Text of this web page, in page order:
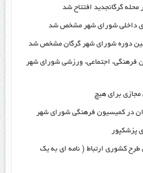
گرگانجدید افتتاح شد
داخلی شورای شهر مشخص شد
دوره شورای شهر گرگان مشخص شد
فرهنگی، اجتماعی، ورزشی شورای شهر
برای هیچ
در کمیسیون فرهنگی شورای شهر
پزشکپور
کشوری ارتباط ( نامه ای به یک